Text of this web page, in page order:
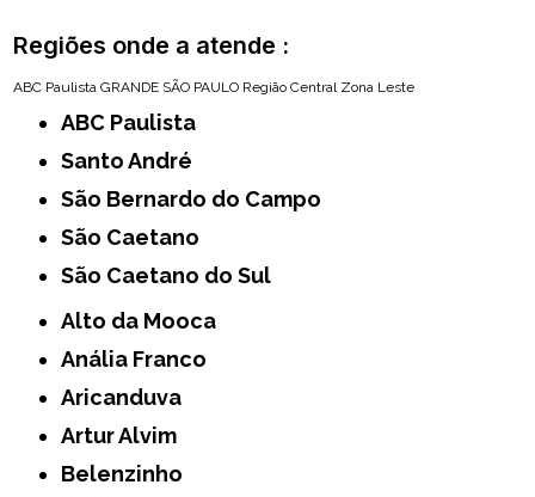
Regiões onde a atende :
ABC Paulista GRANDE SÃO PAULO Região Central Zona Leste
ABC Paulista
Santo André
São Bernardo do Campo
São Caetano
São Caetano do Sul
Alto da Mooca
Anália Franco
Aricanduva
Artur Alvim
Belenzinho